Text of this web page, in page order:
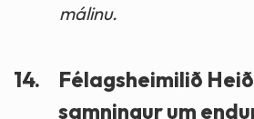
málinu.
14.
Félagsheimilið
samningur um